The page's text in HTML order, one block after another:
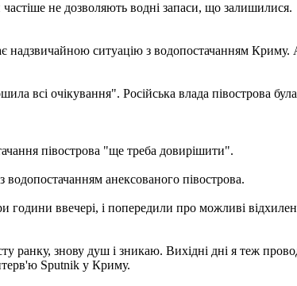
не дозволяють водні запаси, що залишилися.
ситуацію з водопостачанням Криму.
всі очікування". Російська влада півострова
півострова "ще треба довирішити".
анексованого півострова.
ввечері, і попередили про можливі
знову душ і зникаю. Вихідні дні я теж
Sputnik у Криму.